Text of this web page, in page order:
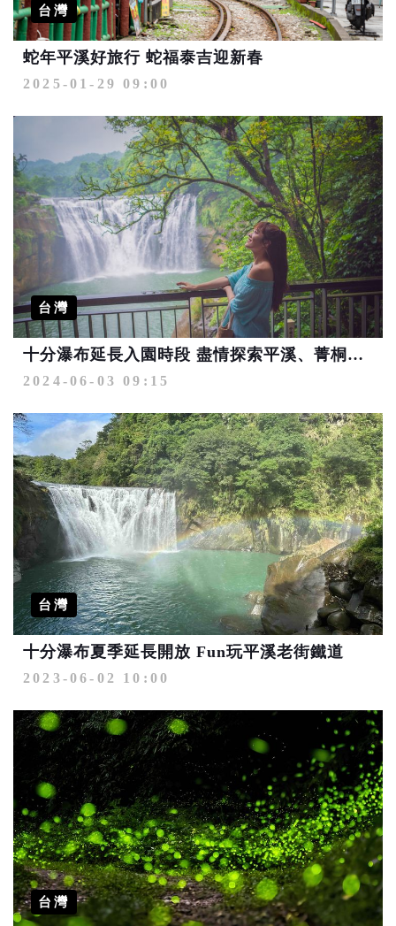
台灣
蛇年平溪好旅行 蛇福泰吉迎新春
2025-01-29 09:00
台灣
十分瀑布延長入園時段 盡情探索平溪、菁桐之美
2024-06-03 09:15
台灣
十分瀑布夏季延長開放 Fun玩平溪老街鐵道
2023-06-02 10:00
台灣